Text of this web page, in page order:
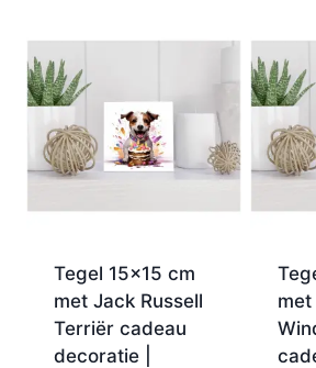
Tegel 15×15 cm
met Jack Russell
Terriër cadeau
decoratie |